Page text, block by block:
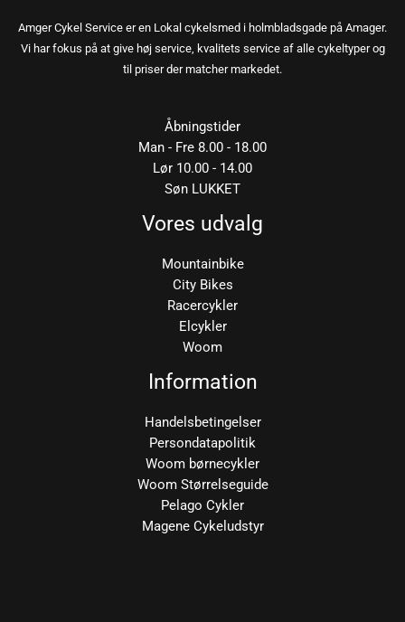
Amger Cykel Service er en Lokal cykelsmed i holmbladsgade på Amager.
Vi har fokus på at give høj service, kvalitets service af alle cykeltyper og
til priser der matcher markedet.
Åbningstider
Man - Fre 8.00 - 18.00
Lør 10.00 - 14.00
Søn LUKKET
Vores udvalg
Mountainbike
City Bikes
Racercykler
Elcykler
Woom
Information
Handelsbetingelser
Persondatapolitik
Woom børnecykler
Woom Størrelseguide
Pelago Cykler
Magene Cykeludstyr